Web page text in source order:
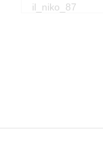
il_niko_87